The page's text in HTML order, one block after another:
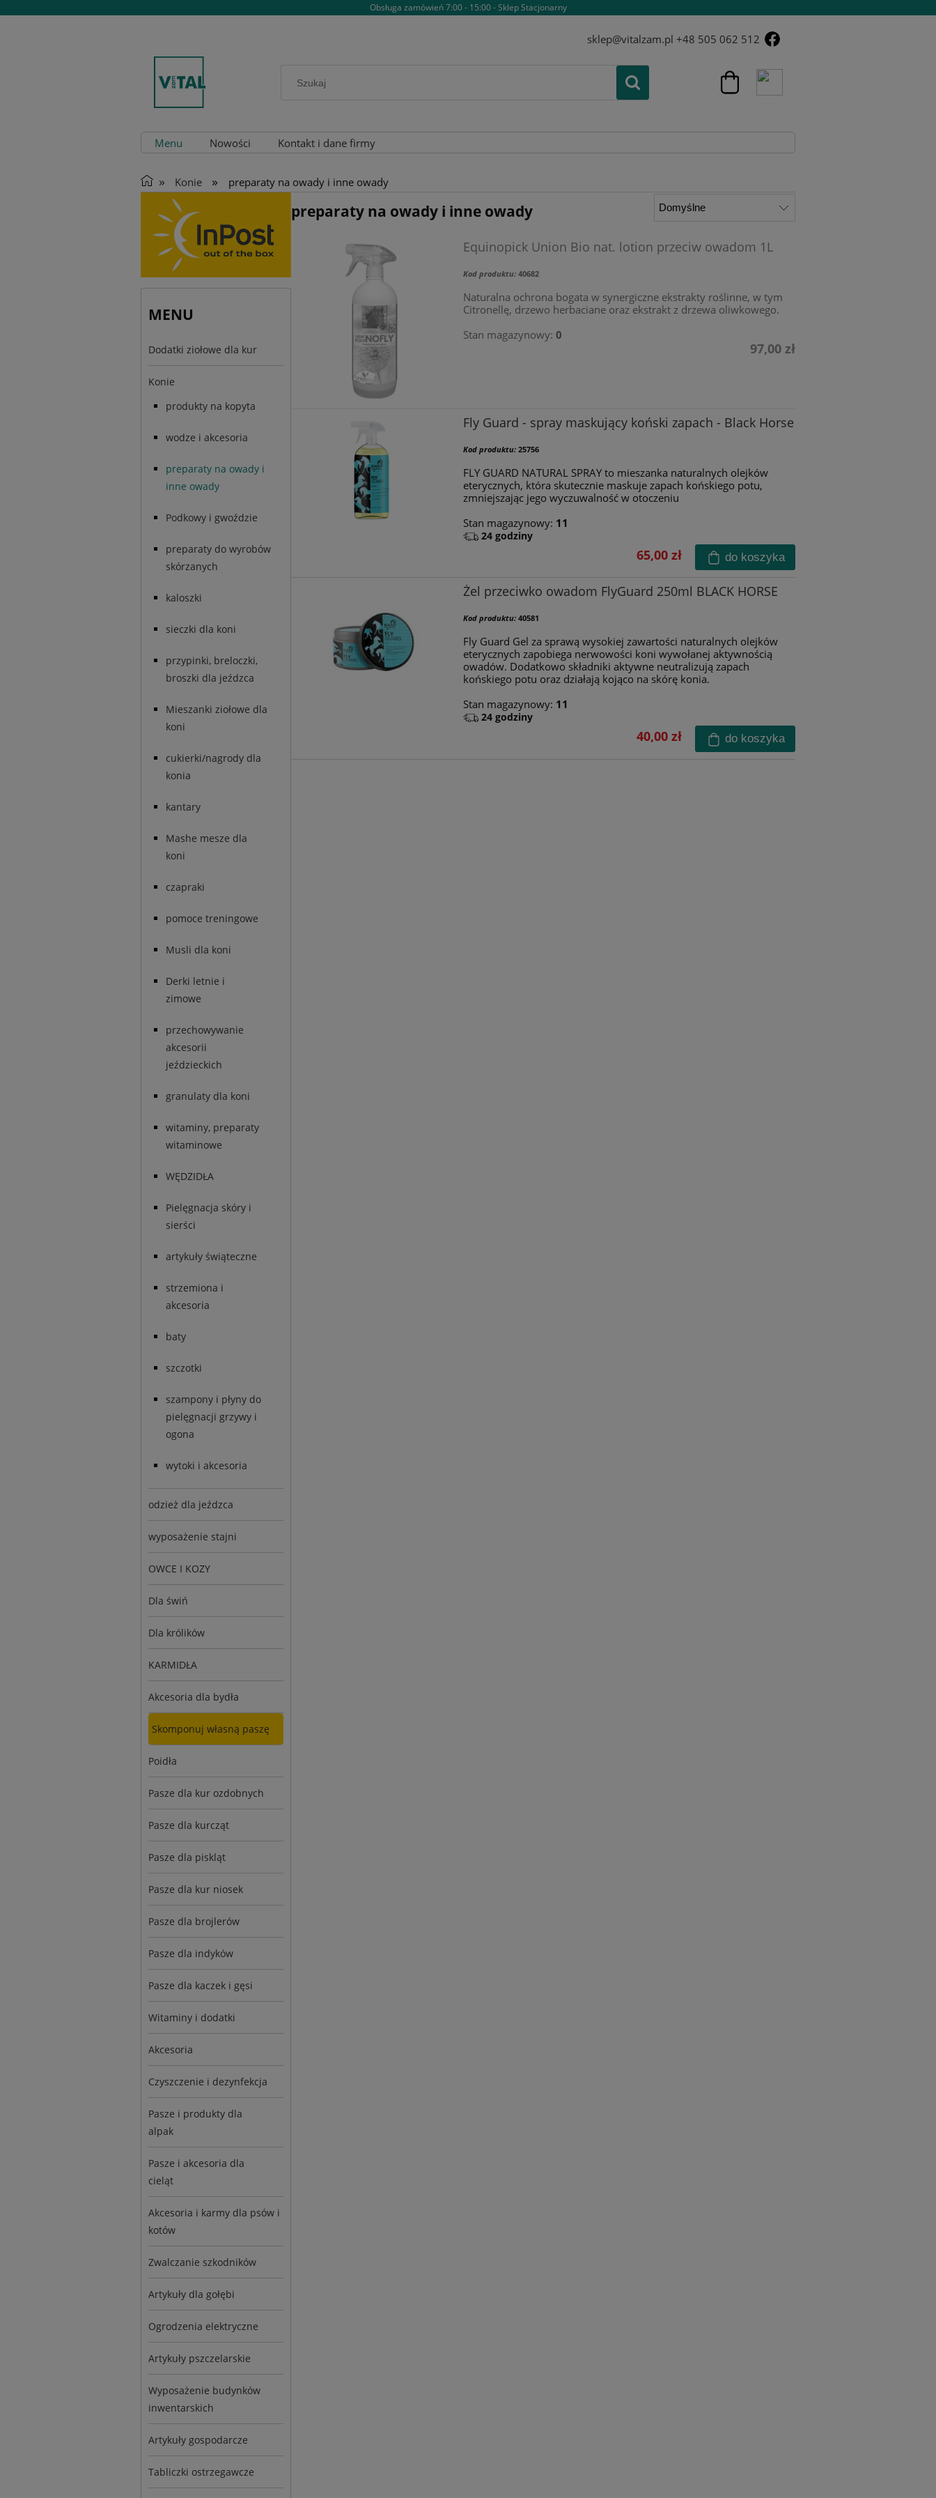
Obsługa zamówień 7:00 - 15:00 - Sklep Stacjonarny
sklep@vitalzam.pl +48 505 062 512
Menu Nowości Kontakt i dane firmy
» Konie » preparaty na owady i inne owady
MENU
Dodatki ziołowe dla kur
Konie
produkty na kopyta
wodze i akcesoria
preparaty na owady i
inne owady
Podkowy i gwoździe
preparaty do wyrobów
skórzanych
kaloszki
sieczki dla koni
przypinki, breloczki,
broszki dla jeźdzca
Mieszanki ziołowe dla
koni
cukierki/nagrody dla
konia
kantary
Mashe mesze dla
koni
czapraki
pomoce treningowe
Musli dla koni
Derki letnie i
zimowe
przechowywanie
akcesorii
jeździeckich
granulaty dla koni
witaminy, preparaty
witaminowe
WĘDZIDŁA
Pielęgnacja skóry i
sierści
artykuły świąteczne
strzemiona i
akcesoria
baty
szczotki
szampony i płyny do
pielęgnacji grzywy i
ogona
wytoki i akcesoria
odzież dla jeźdzca
wyposażenie stajni
OWCE I KOZY
Dla świń
Dla królików
KARMIDŁA
Akcesoria dla bydła
Skomponuj własną paszę
Poidła
Pasze dla kur ozdobnych
Pasze dla kurcząt
Pasze dla piskląt
Pasze dla kur niosek
Pasze dla brojlerów
Pasze dla indyków
Pasze dla kaczek i gęsi
Witaminy i dodatki
Akcesoria
Czyszczenie i dezynfekcja
Pasze i produkty dla
alpak
Pasze i akcesoria dla
cieląt
Akcesoria i karmy dla psów i
kotów
Zwalczanie szkodników
Artykuły dla gołębi
Ogrodzenia elektryczne
Artykuły pszczelarskie
Wyposażenie budynków
inwentarskich
Artykuły gospodarcze
Tabliczki ostrzegawcze
preparaty na owady i inne owady
Equinopick Union Bio nat. lotion przeciw owadom 1L
Kod produktu: 40682
Naturalna ochrona bogata w synergiczne ekstrakty roślinne, w tym
Citronellę, drzewo herbaciane oraz ekstrakt z drzewa oliwkowego.
Stan magazynowy: 0
97,00 zł
Fly Guard - spray maskujący koński zapach - Black Horse
Kod produktu: 25756
FLY GUARD NATURAL SPRAY to mieszanka naturalnych olejków
eterycznych, która skutecznie maskuje zapach końskiego potu,
zmniejszając jego wyczuwalność w otoczeniu
Stan magazynowy: 11
24 godziny
65,00 zł do koszyka
Żel przeciwko owadom FlyGuard 250ml BLACK HORSE
Kod produktu: 40581
Fly Guard Gel za sprawą wysokiej zawartości naturalnych olejków
eterycznych zapobiega nerwowości koni wywołanej aktywnością
owadów. Dodatkowo składniki aktywne neutralizują zapach
końskiego potu oraz działają kojąco na skórę konia.
Stan magazynowy: 11
24 godziny
40,00 zł do koszyka